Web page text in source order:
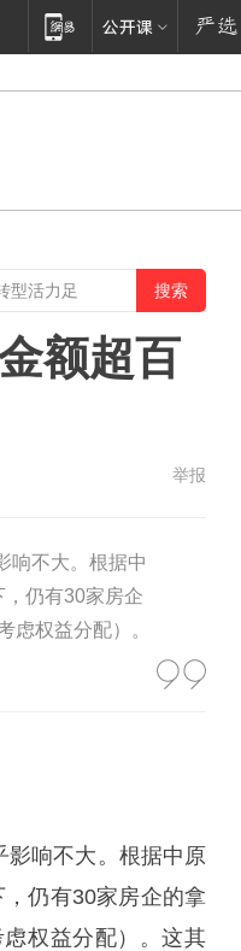
额超百
举报
响不大。根据中
仍有30家房企
虑权益分配）。
影响不大。根据中原
仍有30家房企的拿
权益分配）。这其